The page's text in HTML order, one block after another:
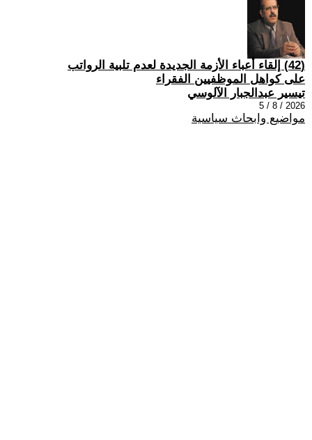
(42) إلقاء أعباء الأزمة الجديدة لعدم تلبية الرواتب
على كواهل الموظفيين الفقراء
تيسير عبدالجبار الآلوسي
2026 / 8 / 5
مواضيع وابحاث سياسية